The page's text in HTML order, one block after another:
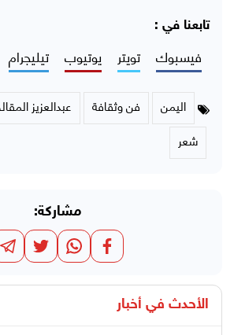
تابعنا في :
فيسبوك تويتر يوتيوب تيليجرام
اليمن فن وثقافة عبدالعزيز
شعر
مشاركة:
الأحدث في أخبار